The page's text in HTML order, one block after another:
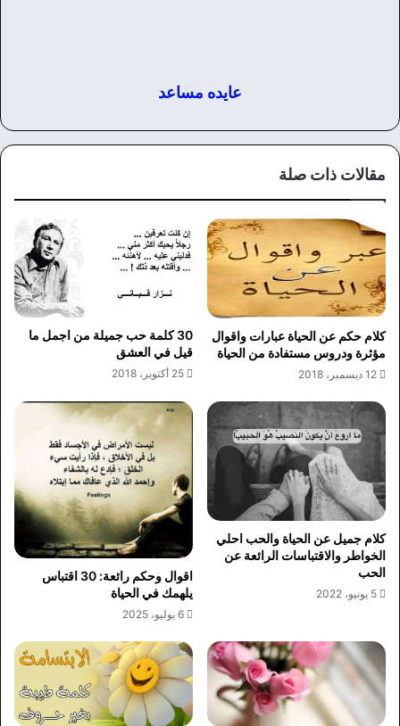
عايده مساعد
مقالات ذات صلة
كلام حكم عن الحياة عبارات واقوال
مؤثرة ودروس مستفادة من الحياة
12 ديسمبر، 2018
30 كلمة حب جميلة من اجمل ما
قيل في العشق
25 أكتوبر، 2018
كلام جميل عن الحياة والحب احلي
الخواطر والاقتباسات الرائعة عن
الحب
5 يونيو، 2022
اقوال وحكم رائعة: 30 اقتباس
يلهمك في الحياة
6 يوليو، 2025